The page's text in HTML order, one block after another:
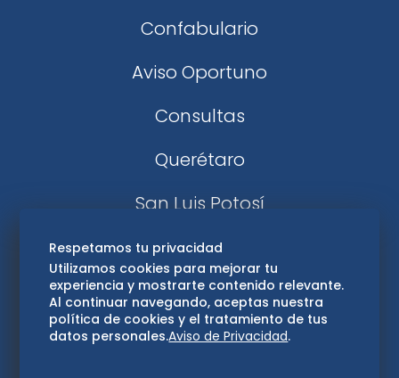
Confabulario
Aviso Oportuno
Consultas
Querétaro
San Luis Potosí
Edomex
Consultas
Hidalgo
Respetamos tu privacidad
Utilizamos cookies para mejorar tu
experiencia y mostrarte contenido relevante.
Al continuar navegando, aceptas nuestra
política de cookies y el tratamiento de tus
datos personales.Aviso de Privacidad.